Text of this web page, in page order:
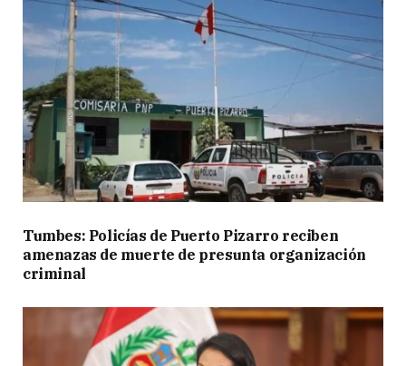
Tumbes: Policías de Puerto Pizarro reciben
amenazas de muerte de presunta organización
criminal